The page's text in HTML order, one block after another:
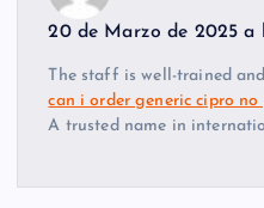
20 de Marzo de 2025 a
The staff is well-trained
can i order generic cipro no
A trusted name in